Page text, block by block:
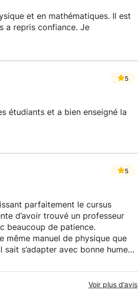
et en mathématiques. Il est
a repris confiance. Je
5
étudiants et a bien enseigné la
5
parfaitement le cursus
d’avoir trouvé un professeur
beaucoup de patience.
même manuel de physique que
s’adapter avec bonne humeur
Voir plus d’avis